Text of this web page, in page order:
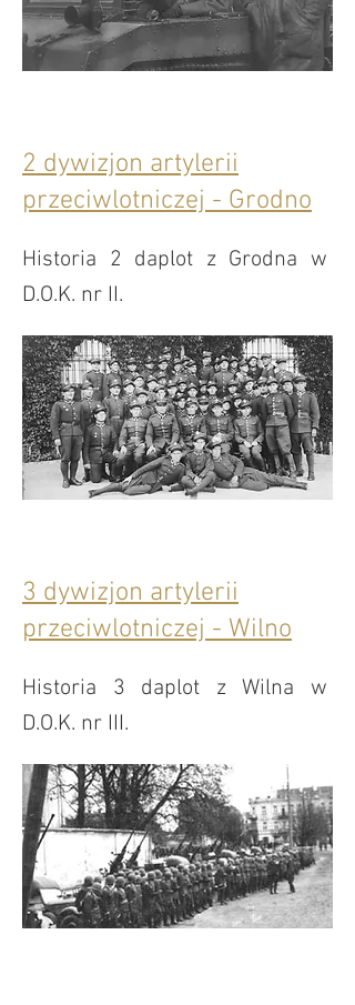
2 dywizjon artylerii
przeciwlotniczej - Grodno
Historia 2 daplot z Grodna w
D.O.K. nr II.
3 dywizjon artylerii
przeciwlotniczej - Wilno
Historia 3 daplot z Wilna w
D.O.K. nr III.